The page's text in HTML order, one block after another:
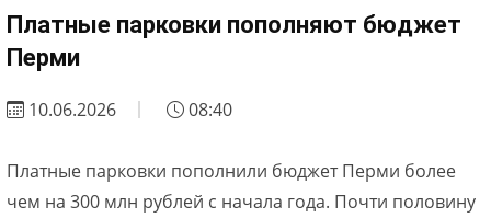
Платные парковки пополняют бюджет
Перми
10.06.2026 08:40
Платные парковки пополнили бюджет Перми более
чем на 300 млн рублей с начала года. Почти половину